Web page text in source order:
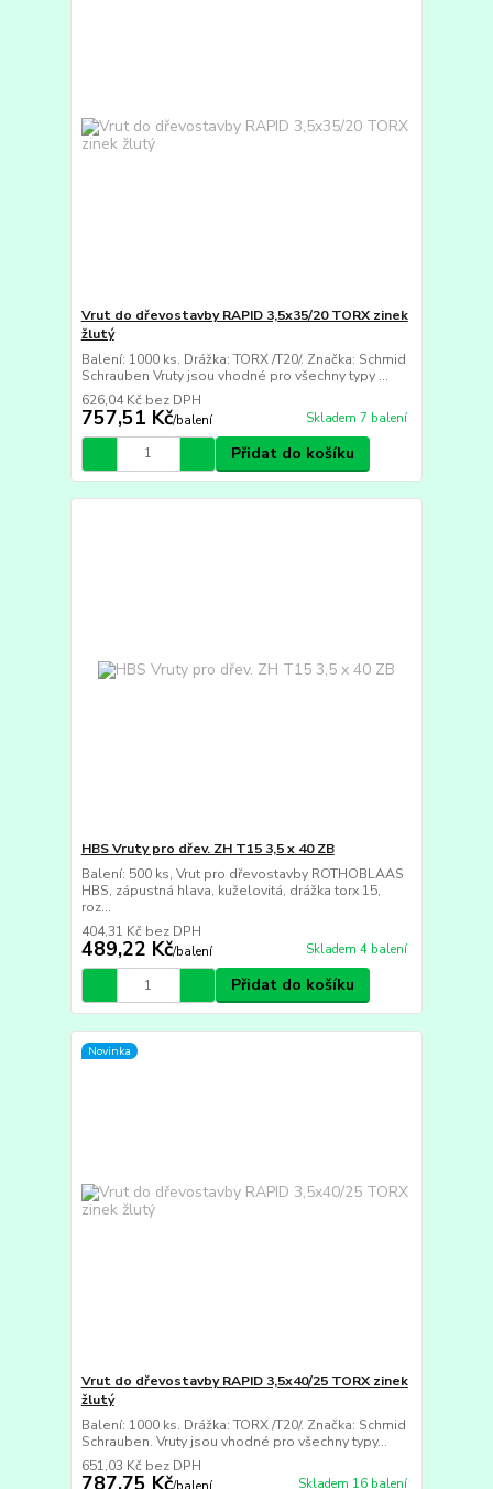
Vrut do dřevostavby RAPID 3,5x35/20 TORX zinek
žlutý
Balení: 1000 ks. Drážka: TORX /T20/. Značka: Schmid
Schrauben Vruty jsou vhodné pro všechny typy ...
757,51 Kč/balení
626,04 Kč bez DPH
Skladem 7 balení
Přidat do košíku
HBS Vruty pro dřev. ZH T15 3,5 x 40 ZB
Balení: 500 ks, Vrut pro dřevostavby ROTHOBLAAS
HBS, zápustná hlava, kuželovitá, drážka torx 15,
roz...
489,22 Kč/balení
404,31 Kč bez DPH
Skladem 4 balení
Přidat do košíku
Novinka
Vrut do dřevostavby RAPID 3,5x40/25 TORX zinek
žlutý
Balení: 1000 ks. Drážka: TORX /T20/. Značka: Schmid
Schrauben. Vruty jsou vhodné pro všechny typy...
787,75 Kč
651,03 Kč bez DPH
Skladem 16 balení